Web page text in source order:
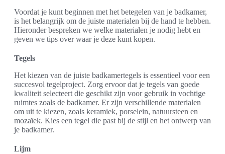
Voordat je kunt beginnen met het betegelen van je badkamer,
is het belangrijk om de juiste materialen bij de hand te hebben.
Hieronder bespreken we welke materialen je nodig hebt en
geven we tips over waar je deze kunt kopen.
Tegels
Het kiezen van de juiste badkamertegels is essentieel voor een
succesvol tegelproject. Zorg ervoor dat je tegels van goede
kwaliteit selecteert die geschikt zijn voor gebruik in vochtige
ruimtes zoals de badkamer. Er zijn verschillende materialen
om uit te kiezen, zoals keramiek, porselein, natuursteen en
mozaïek. Kies een tegel die past bij de stijl en het ontwerp van
je badkamer.
Lijm